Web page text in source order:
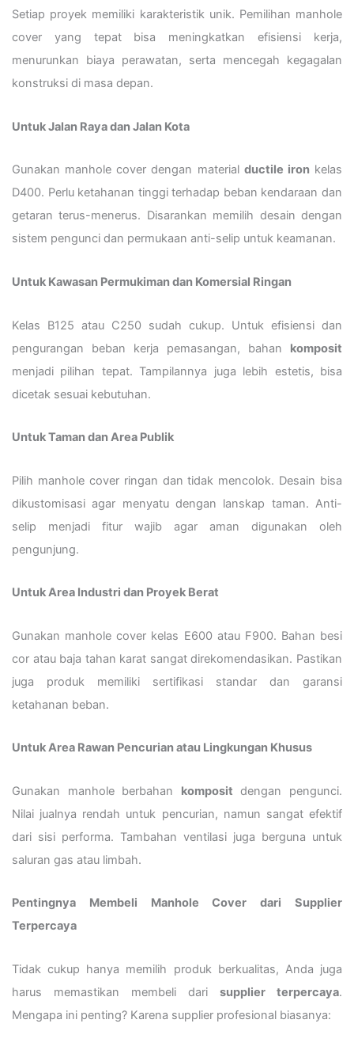
Setiap proyek memiliki karakteristik unik. Pemilihan manhole
cover yang tepat bisa meningkatkan efisiensi kerja,
menurunkan biaya perawatan, serta mencegah kegagalan
konstruksi di masa depan.
Untuk Jalan Raya dan Jalan Kota
Gunakan manhole cover dengan material ductile ironkelas
D400. Perlu ketahanan tinggi terhadap beban kendaraan dan
getaran terus-menerus. Disarankan memilih desain dengan
sistem pengunci dan permukaan anti-selip untuk keamanan.
Untuk Kawasan Permukiman dan Komersial Ringan
Kelas B125 atau C250 sudah cukup. Untuk efisiensi dan
pengurangan beban kerja pemasangan, bahan komposit
menjadi pilihan tepat. Tampilannya juga lebih estetis, bisa
dicetak sesuai kebutuhan.
Untuk Taman dan Area Publik
Pilih manhole cover ringan dan tidak mencolok. Desain bisa
dikustomisasi agar menyatu dengan lanskap taman. Anti-
selip menjadi fitur wajib agar aman digunakan oleh
pengunjung.
Untuk Area Industri dan Proyek Berat
Gunakan manhole cover kelas E600 atau F900. Bahan besi
cor atau baja tahan karat sangat direkomendasikan. Pastikan
juga produk memiliki sertifikasi standar dan garansi
ketahanan beban.
Untuk Area Rawan Pencurian atau Lingkungan Khusus
Gunakan manhole berbahan komposit dengan pengunci.
Nilai jualnya rendah untuk pencurian, namun sangat efektif
dari sisi performa. Tambahan ventilasi juga berguna untuk
saluran gas atau limbah.
Pentingnya Membeli Manhole Cover dari Supplier
Terpercaya
Tidak cukup hanya memilih produk berkualitas, Anda juga
harus memastikan membeli dari supplier terpercaya.
Mengapa ini penting? Karena supplier profesional biasanya: